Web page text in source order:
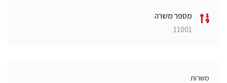
מספר משרה
11001
משרות